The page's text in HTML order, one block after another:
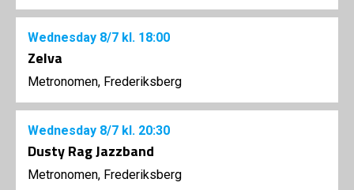
Wednesday 8/7 kl. 18:00
Zelva
Metronomen, Frederiksberg
Wednesday 8/7 kl. 20:30
Dusty Rag Jazzband
Metronomen, Frederiksberg